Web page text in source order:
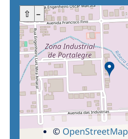
+ –
⇧
© OpenStreetMap